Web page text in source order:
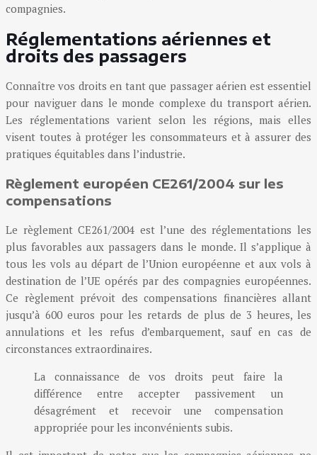
compagnies.
Réglementations aériennes et
droits des passagers
Connaître vos droits en tant que passager aérien est essentiel
pour naviguer dans le monde complexe du transport aérien.
Les réglementations varient selon les régions, mais elles
visent toutes à protéger les consommateurs et à assurer des
pratiques équitables dans l’industrie.
Règlement européen CE261/2004 sur les
compensations
Le règlement CE261/2004 est l’une des réglementations les
plus favorables aux passagers dans le monde. Il s’applique à
tous les vols au départ de l’Union européenne et aux vols à
destination de l’UE opérés par des compagnies européennes.
Ce règlement prévoit des compensations financières allant
jusqu’à 600 euros pour les retards de plus de 3 heures, les
annulations et les refus d’embarquement, sauf en cas de
circonstances extraordinaires.
La connaissance de vos droits peut faire la
différence entre accepter passivement un
désagrément et recevoir une compensation
appropriée pour les inconvénients subis.